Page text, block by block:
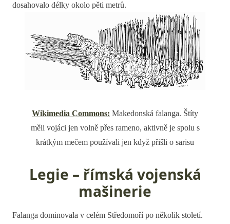
dosahovalo délky okolo pěti metrů.
Wikimedia Commons: Makedonská falanga. Štíty
měli vojáci jen volně přes rameno, aktivně je spolu s
krátkým mečem používali jen když přišli o sarisu
Legie – římská vojenská
mašinerie
Falanga dominovala v celém Středomoří po několik století.